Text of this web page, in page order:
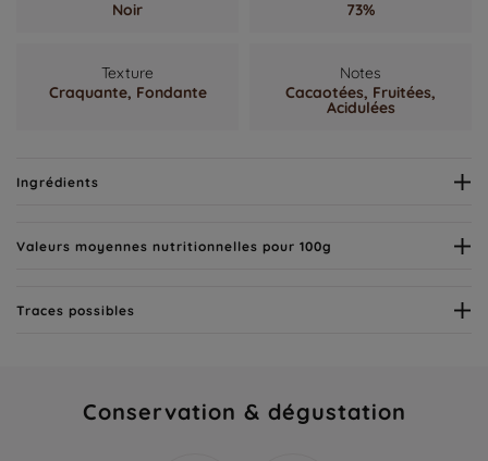
Noir 73%
Texture
Craquante, Fondante
Notes
Cacaotées, Fruitées,
Acidulées
Ingrédients
Valeurs moyennes nutritionnelles pour 100g
Traces possibles
Conservation & dégustation